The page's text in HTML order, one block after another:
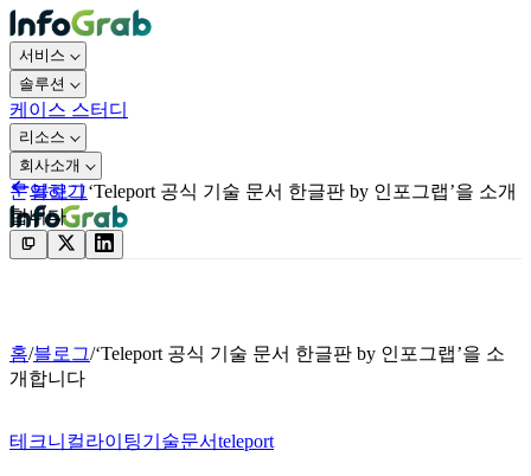
서비스
솔루션
케이스 스터디
리소스
회사소개
문의하기
문의하기
블로그‘Teleport 공식 기술 문서 한글판 by 인포그랩’을 소개
합니다
홈/블로그/‘Teleport 공식 기술 문서 한글판 by 인포그랩’을 소
개합니다
테크니컬라이팅기술문서teleport